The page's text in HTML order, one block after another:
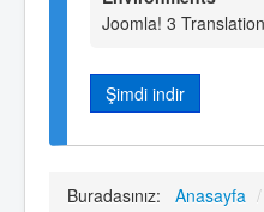
Joomla! 3
Şimdi indir
Buradasınız: Anasayfa /